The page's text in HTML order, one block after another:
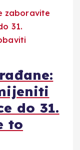
do 31.
to